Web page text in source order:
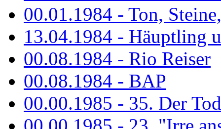
00.01.1984 - Ton,
13.04.1984 - Häuptling
00.08.1984 - Rio Reiser
00.08.1984 - BAP
00.00.1985 - 35. Der